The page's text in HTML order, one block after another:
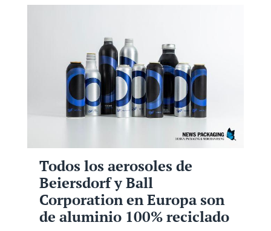
Todos los aerosoles de
Beiersdorf y Ball
Corporation en Europa son
de aluminio 100% reciclado